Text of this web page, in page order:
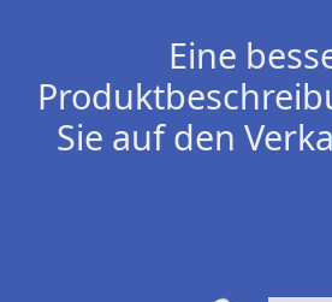
Eine
Sie auf den